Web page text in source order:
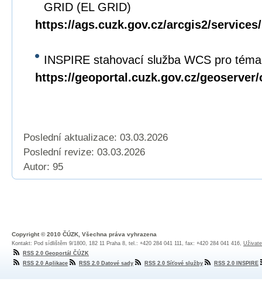
GRID (EL GRID)
https://ags.cuzk.gov.cz/arcgis2/
INSPIRE stahovací služba WCS pro
https://geoportal.cuzk.gov.cz/
Poslední aktualizace: 03.03.2026
Poslední revize: 03.03.2026
Autor: 95
Copyright © 2010 ČÚZK, Všechna práva vyhrazena
Kontakt: Pod sídlištěm 9/1800, 182 11 Praha 8, tel.: +420 284 041 111, fax: +420 284 041 416,
RSS 2.0 Geoportál ČÚZK
RSS 2.0 Aplikace
RSS 2.0 Datové sady RSS 2.0 Síťové služby RSS 2.0 INSPIRE